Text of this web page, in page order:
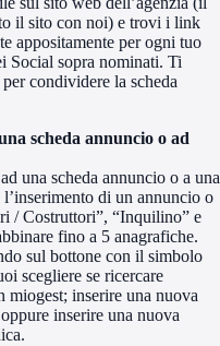
il sito con noi) e trovi i link
appositamente per ogni tuo
Social sopra nominati. Ti
condividere la scheda
scheda annuncio o ad
una scheda annuncio o a una
di un annuncio o
/ Costruttori”, “Inquilino” e
fino a 5 anagrafiche.
sul bottone con il simbolo
scegliere se ricercare
miogest; inserire una nuova
inserire una nuova